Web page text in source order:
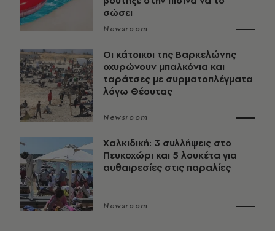
σώσει
Newsroom
Οι κάτοικοι της Βαρκελώνης
οχυρώνουν μπαλκόνια και
ταράτσες με συρματοπλέγματα
λόγω Θέουτας
Newsroom
Χαλκιδική: 3 συλλήψεις στο
Πευκοχώρι και 5 λουκέτα για
αυθαιρεσίες στις παραλίες
Newsroom